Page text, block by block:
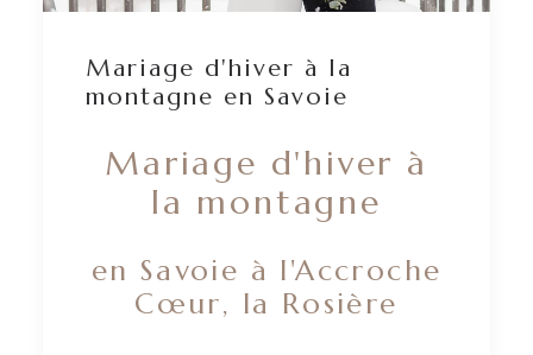
Mariage d'hiver à la
montagne en Savoie
Mariage d'hiver à
la montagne
en Savoie à l'Accroche
Cœur, la Rosière